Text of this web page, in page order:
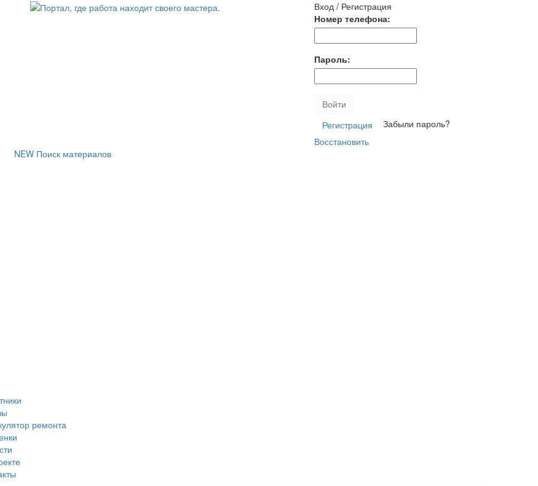
Вход / Регистрация
Номер телефона:
Пароль:
Войти
Регистрация
Забыли пароль?
Восстановить
NEW Поиск материалов
ремонта